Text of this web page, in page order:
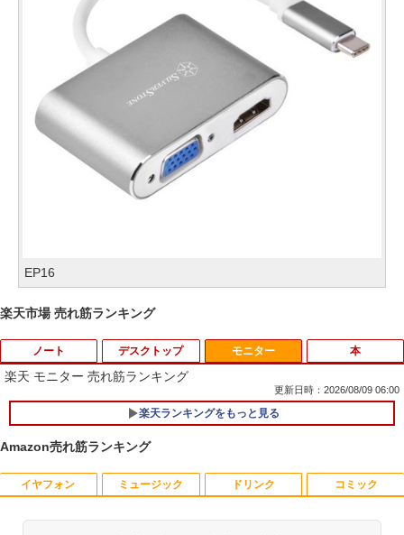
EP16
楽天市場 売れ筋ランキング
ノート
1
【★最大100%ポイント】富士通 タブレ
ット Q739/第8世代 Core i3/メモリ:4GB/
pe-C/Office/中古 タブレットPC ノート
パソコン Windows11 Windows10
デスクトップ モニター
楽天 モニター 売れ筋ランキング
更新日時：2026/08/09 06:00
楽天ランキングをもっと見る
本
1 ルイジアナ近代美術館 ポスター A3
Amazon売れ筋ランキング
イヤフォン ミュージック ドリンク コミック